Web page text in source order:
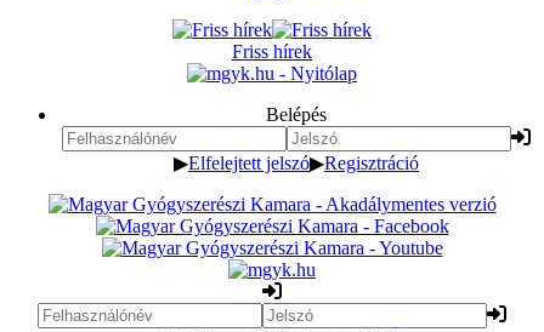
Friss hírek
Belépés
▶Elfelejtett jelszó▶Regisztráció